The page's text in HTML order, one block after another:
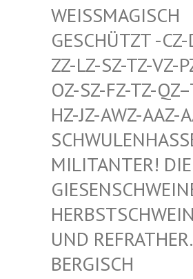
GISCH GESCHÜT
ZT -CZ-DZ-ZZ-
Z-TZ-VZ-PZ-UZ-
Z-TZ-QZ–TZ-HZ-
WZ-AAZ-AAZ-©
NHASSER –
TER! DIE GIESENS
CHWEINE…,
CHWEINE…, UND
RATHER…,
H GLABACH